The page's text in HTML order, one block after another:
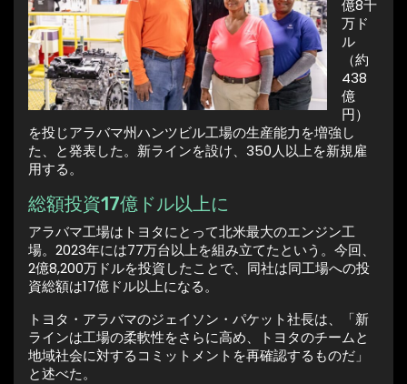
億8千
万ド
ル
（約
438
億
円）
を投じアラバマ州ハンツビル工場の生産能力を増強し
た、と発表した。新ラインを設け、350人以上を新規雇
用する。
総額投資17億ドル以上に
アラバマ工場はトヨタにとって北米最大のエンジン工
場。2023年には77万台以上を組み立てたという。今回、
2億8,200万ドルを投資したことで、同社は同工場への投
資総額は17億ドル以上になる。
トヨタ・アラバマのジェイソン・パケット社長は、「新
ラインは工場の柔軟性をさらに高め、トヨタのチームと
地域社会に対するコミットメントを再確認するものだ」
と述べた。